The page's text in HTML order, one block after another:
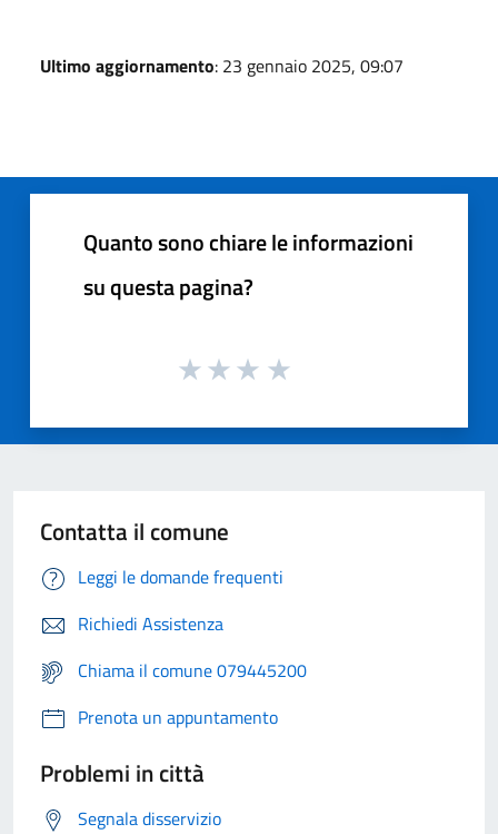
Ultimo aggiornamento: 23 gennaio 2025, 09:07
Quanto sono chiare le informazioni
su questa pagina?
Contatta il comune
Leggi le domande frequenti
Richiedi Assistenza
Chiama il comune 079445200
Prenota un appuntamento
Problemi in città
Segnala disservizio